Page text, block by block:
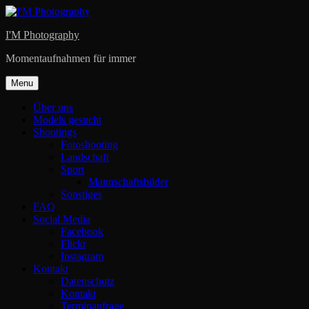
Skip
content
I'M Photography
Momentaufnahmen für immer
Menu
Über uns
Models gesucht
Shootings
Fotoshooting
Landschaft
Sport
Mannschaftsbilder
Sonstiges
FAQ
Social Media
Facebook
Flickr
Instagram
Kontakt
Datenschutz
Kontakt
Terminanfrage